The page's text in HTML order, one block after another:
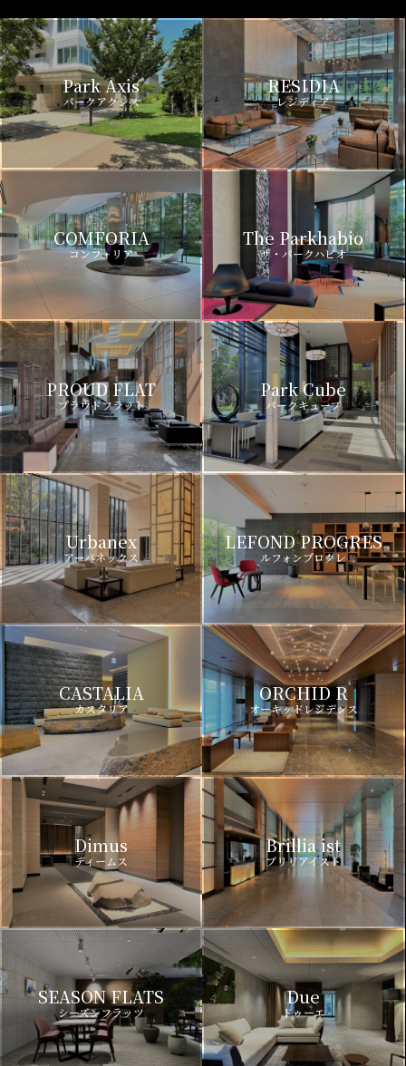
Park Axis
パークアクシス
RESIDIA
レジディア
COMFORIA
コンフォリア
The Parkhabio
ザ・パークハビオ
PROUD FLAT
プラウドフラット
Park Cube
パークキューブ
Urbanex
アーバネックス
LEFOND PROGRES
ルフォンプログレ
CASTALIA
カスタリア
ORCHID R
オーキッドレジデンス
Dimus
ディームス
Brillia ist
ブリリアイスト
SEASON FLATS
シーズンフラッツ
Due
ドゥーエ